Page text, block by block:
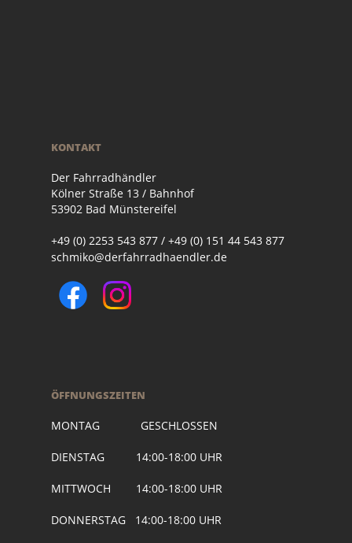
KONTAKT
Der Fahrradhändler
Kölner Straße 13 / Bahnhof
53902 Bad Münstereifel
+49 (0) 2253 543 877 / +49 (0) 151 44 543 877
schmiko@derfahrradhaendler.de
ÖFFNUNGSZEITEN
MONTAG GESCHLOSSEN
DIENSTAG 14:00-18:00 UHR
MITTWOCH 14:00-18:00 UHR
DONNERSTAG 14:00-18:00 UHR